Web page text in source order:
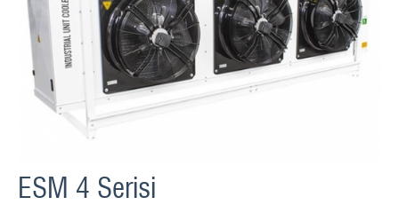
KARİYER
İLETİŞİM
ESM 4 Serisi